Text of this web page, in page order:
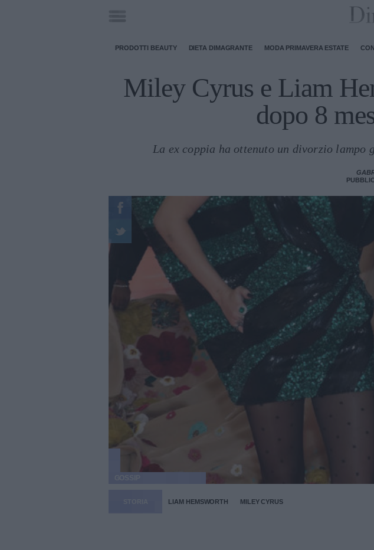
PRODOTTI BEAUTY DIETA DIMAGRANTE MODA PRIMAVERA ESTATE
Miley Cyrus e Liam
dopo 8
La ex coppia ha ottenuto un divorzio
LIAM HEMSWORTH MILEY CYRUS